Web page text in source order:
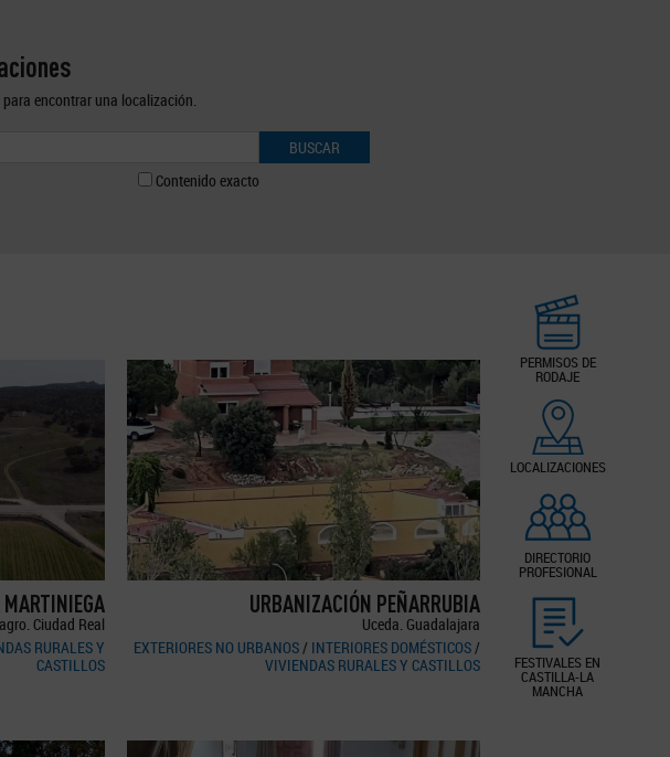
encontrar una localización.
BUSCAR
Contenido exacto
PERMISOS DE
RODAJE
LOCALIZACIONES
DIRECTORIO
PROFESIONAL
FESTIVALES EN
CASTILLA-LA
MANCHA
Ciudad Real
RURALES Y
CASTILLOS
URBANIZACIÓN PEÑARRUBIA
Uceda. Guadalajara
EXTERIORES NO URBANOS/ INTERIORES DOMÉSTICOS/
VIVIENDAS RURALES Y CASTILLOS